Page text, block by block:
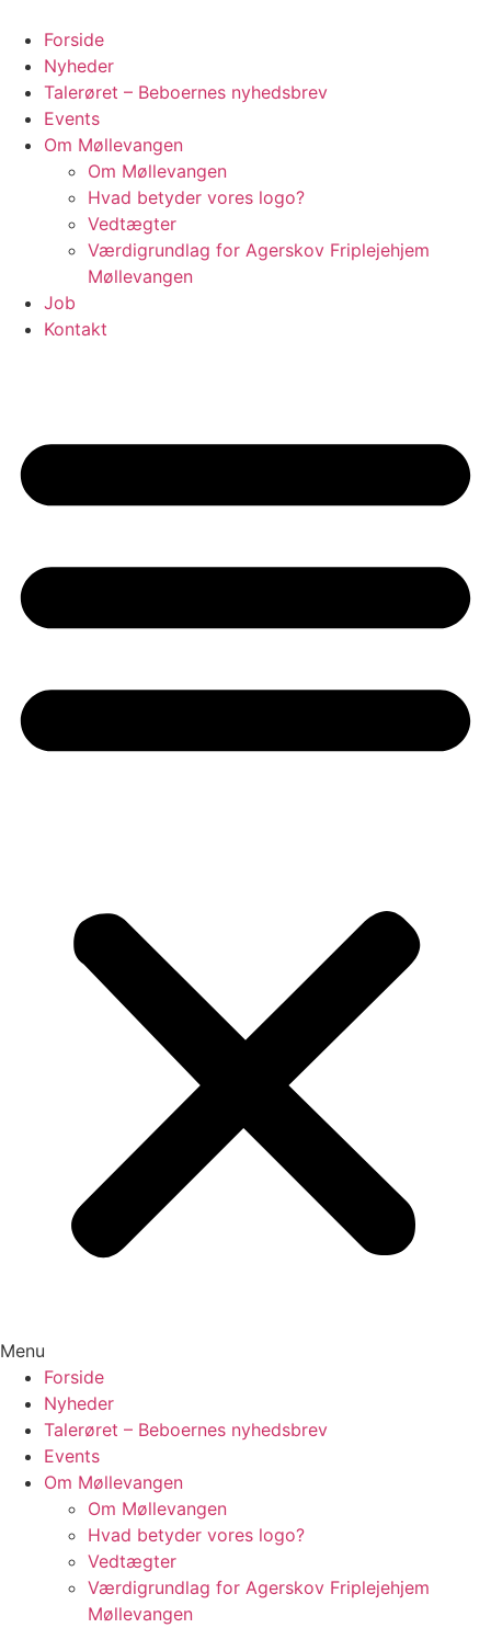
indhold
Forside
Nyheder
Talerøret – Beboernes nyhedsbrev
Events
Om Møllevangen
Om Møllevangen
Hvad betyder vores logo?
Vedtægter
Værdigrundlag for Agerskov Friplejehjem
Møllevangen
Job
Kontakt
Menu
Forside
Nyheder
Talerøret – Beboernes nyhedsbrev
Events
Om Møllevangen
Om Møllevangen
Hvad betyder vores logo?
Vedtægter
Værdigrundlag for Agerskov Friplejehjem
Møllevangen